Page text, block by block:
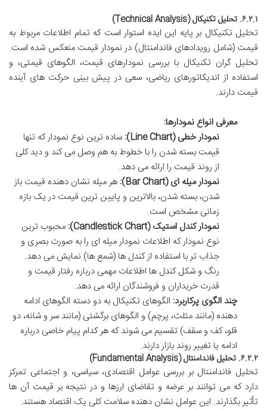
۶.۲.۱. تحلیل تکنیکال (Technical Analysis)
تحلیل تکنیکال بر پایه این ایده استوار است که تمام اطلاعات مربوط به
قیمت (شامل رویدادهای فاندامنتال) در نمودار قیمت منعکس شده است.
تحلیل گران تکنیکال با بررسی نمودارهای قیمت، الگوهای قیمتی، و
استفاده از اندیکاتورهای ریاضی، سعی در پیش بینی حرکت های آینده
قیمت دارند.
معرفی انواع نمودارها:
نمودار خطی (Line Chart):
ساده ترین نوع نمودار که تنها
قیمت بسته شدن را با خطوط به هم وصل می کند و دید کلی
از روند قیمت را ارائه می دهد.
نمودار میله ای (Bar Chart):
هر میله نشان دهنده قیمت باز
شدن، بسته شدن، بالاترین و پایین ترین قیمت در یک بازه
زمانی مشخص است.
نمودار کندل استیک (Candlestick Chart):
محبوب ترین
نوع نمودار که اطلاعات نمودار میله ای را به صورت بصری و
جذاب تر با استفاده از کندل ها (شمع ها) نمایش می دهد.
رنگ و شکل کندل ها اطلاعات مهمی درباره رفتار قیمت و
قدرت خریداران و فروشندگان ارائه می دهد.
چند الگوی پرکاربرد: الگوهای تکنیکال به دو دسته الگوهای ادامه
دهنده (مانند مثلث، پرچم) و الگوهای برگشتی (مانند سر و شانه، دو
قلو، کف و سقف) تقسیم می شوند که هر کدام پیام خاصی درباره
ادامه یا تغییر روند بازار دارند.
۶.۲.۲. تحلیل فاندامنتال (Fundamental Analysis)
تحلیل فاندامنتال بر بررسی عوامل اقتصادی، سیاسی، و اجتماعی تمرکز
دارد که می توانند بر عرضه و تقاضای ارزها و در نتیجه بر قیمت آن ها
تأثیر بگذارند. این عوامل نشان دهنده سلامت کلی یک اقتصاد هستند.